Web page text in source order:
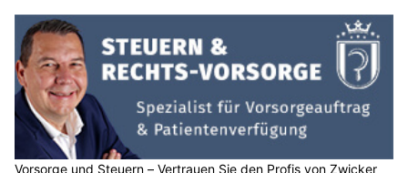
Vorsorge und Steuern – Vertrauen Sie den Profis von Zwicker